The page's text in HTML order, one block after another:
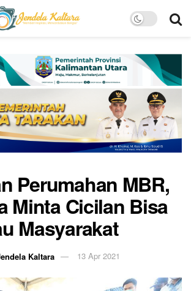
Perumahan MBR,
Minta Cicilan Bisa
Masyarakat
Kaltara 13 Apr 2021